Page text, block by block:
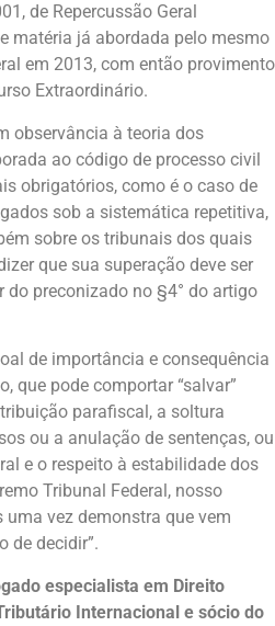
de Repercussão Geral
matéria já abordada pelo mesmo
em 2013, com então provimento
Extraordinário.
observância à teoria dos
ao código de processo civil
obrigatórios, como é o caso de
sob a sistemática repetitiva,
sobre os tribunais dos quais
que sua superação deve ser
preconizado no §4° do artigo
de importância e consequência
que pode comportar “salvar”
parafiscal, a soltura
ou a anulação de sentenças, ou
e o respeito à estabilidade dos
Tribunal Federal, nosso
vez demonstra que vem
de decidir”.
especialista em Direito
Internacional e sócio do